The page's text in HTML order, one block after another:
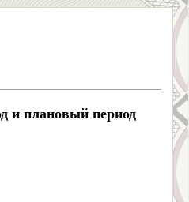
и плановый период